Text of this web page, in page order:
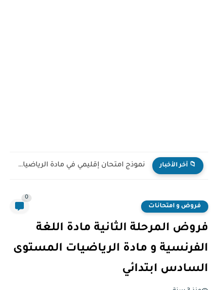
📁 آخر الأخبار نموذج امتحان إقليمي في مادة الرياضيات للمستوى السادس ابتدائي...
فروض و امتحانات
0
فروض المرحلة الثانية مادة اللغة
الفرنسية و مادة الرياضيات المستوى
السادس ابتدائي